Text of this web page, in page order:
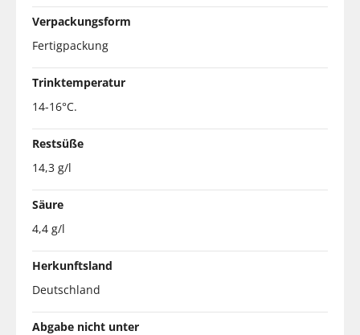
Verpackungsform
Fertigpackung
Trinktemperatur
14-16°C.
Restsüße
14,3 g/l
Säure
4,4 g/l
Herkunftsland
Deutschland
Abgabe nicht unter